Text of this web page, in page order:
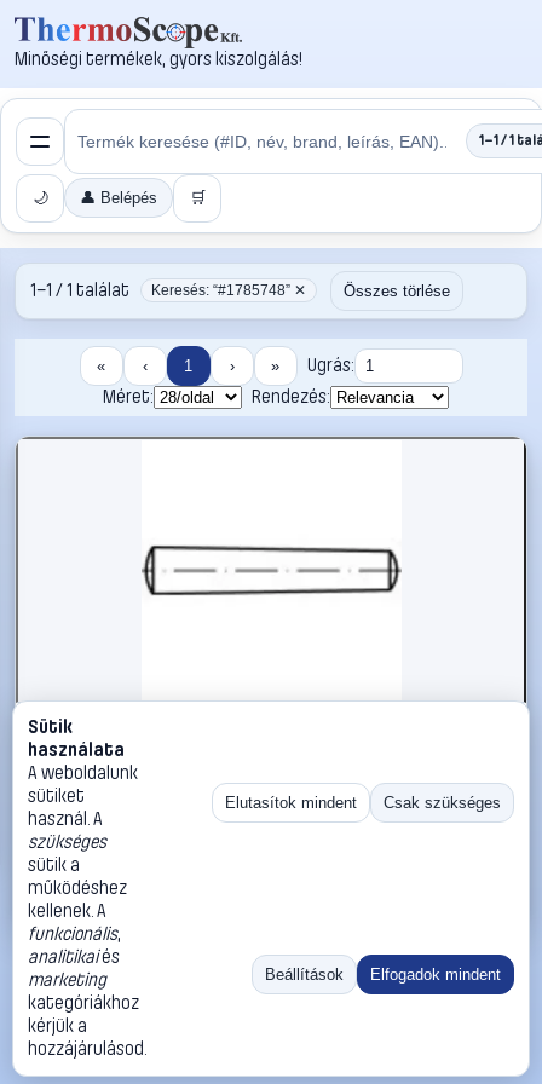
Minőségi termékek, gyors kiszolgálás!
1–1 / 1
🌙 👤 Belépés 🛒
1–1 / 1 találat Keresés: “#1785748” ✕ Összes törlése
« ‹ 1 › »
Ugrás:
Méret:
Rendezés:
#1785748
Kúpos szeg 4 mm rozsdamentes acél A1 TOOLCRAFT TO-
5357244 25 db
TOOLCRAFT Illesztőszegek, kúpos csapok
20 990 Ft
Kosárba
«
Ugrás:
Méret:
Rendezés:
©2026
ThermoScope
ÁSZF
Cégbemutató
Sütik
használata
A weboldalunk
sütiket
használ. A
szükséges
sütik a
működéshez
kellenek. A
funkcionális,
analitikaiés
marketing
kategóriákhoz
kérjük a
hozzájárulásod.
Elutasítok mindent Csak szükséges
Beállítások Elfogadok mindent